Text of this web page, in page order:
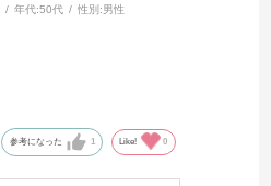
年代:50代 性別:男性
参考になった 1 Like! 0